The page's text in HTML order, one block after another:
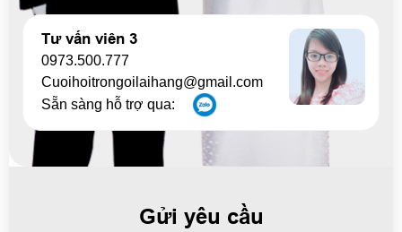
Tư vấn viên 3
0973.500.777
Cuoihoitrongoilaihang@gmail.com
Sẵn sàng hỗ trợ qua:
Gửi yêu cầu